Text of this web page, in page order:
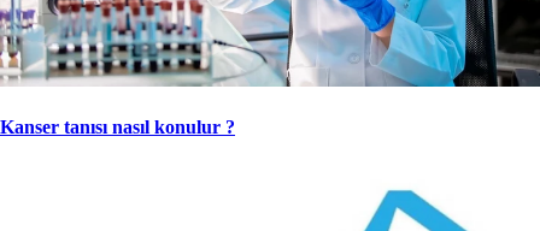
Kanser tanısı nasıl konulur ?